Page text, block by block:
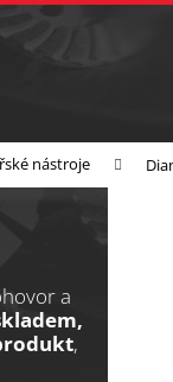
nástroje
a
,